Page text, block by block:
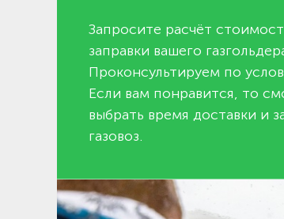
Запросите расчёт
заправки вашего
Проконсультируем по
Если вам понравится, то
выбрать время доставки и
газовоз.